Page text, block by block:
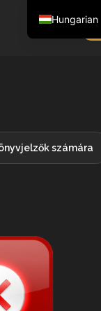
számára
Hungarian
English
French